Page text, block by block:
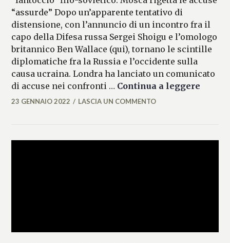
“assurde” Dopo un’apparente tentativo di
distensione, con l’annuncio di un incontro fra il
capo della Difesa russa Sergei Shoigu e l’omologo
britannico Ben Wallace (qui), tornano le scintille
diplomatiche fra la Russia e l’occidente sulla
causa ucraina. Londra ha lanciato un comunicato
di accuse nei confronti … Continua a leggere
MARIANNA
23 GENNAIO 2022 LASCIA UN COMMENTO